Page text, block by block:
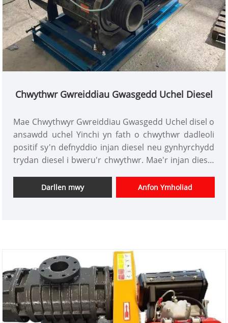
Chwythwr Gwreiddiau Gwasgedd Uchel Diesel
Mae Chwythwyr Gwreiddiau Gwasgedd Uchel disel o
ansawdd uchel Yinchi yn fath o chwythwr dadleoli
positif sy'n defnyddio injan diesel neu gynhyrchydd
trydan diesel i bweru'r chwythwr. Mae'r injan diesel
gan ei gwneud yn ddewis delfrydol ar gyfer
cymwysiadau pwysedd uchel lle mae dibynadwyedd
Darllen mwy Anfon Ymholiad